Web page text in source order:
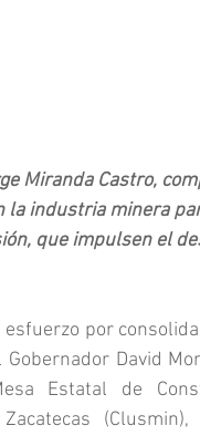
Miranda Castro,
la industria minera
que impulsen el
esfuerzo por
David
Estatal de